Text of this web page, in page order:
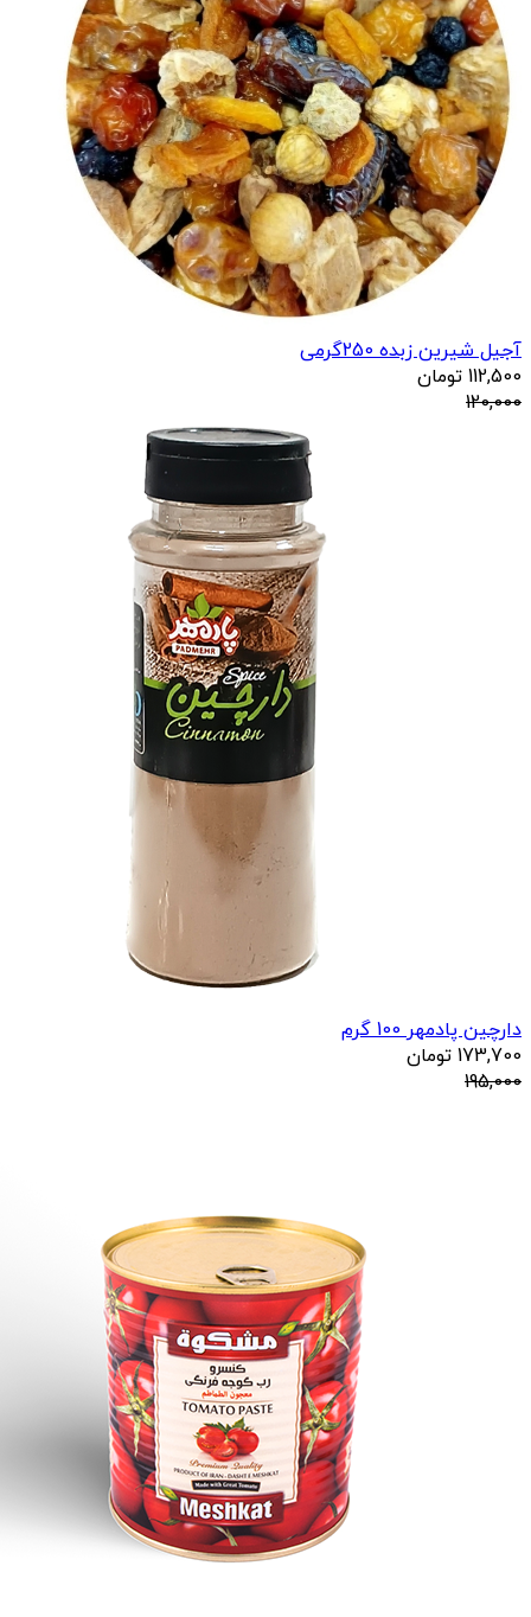
آجیل شیرین زبده 250گرمی
112,500 تومان
120,000
دارچین پادمهر 100 گرم
173,700 تومان
195,000